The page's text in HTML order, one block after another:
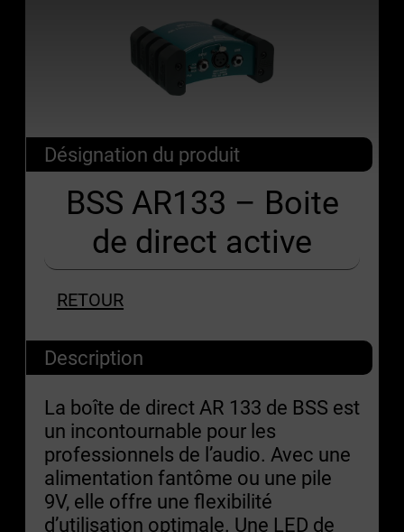
Désignation du produit
BSS AR133 – Boite
de direct active
RETOUR
Description
La boîte de direct AR 133 de BSS est
un incontournable pour les
professionnels de l’audio. Avec une
alimentation fantôme ou une pile
9V, elle offre une flexibilité
d’utilisation optimale. Une LED de